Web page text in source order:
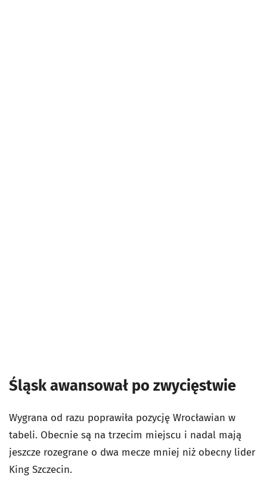
Śląsk awansował po zwycięstwie
Wygrana od razu poprawiła pozycję Wrocławian w
tabeli. Obecnie są na trzecim miejscu i nadal mają
jeszcze rozegrane o dwa mecze mniej niż obecny lider
King Szczecin.